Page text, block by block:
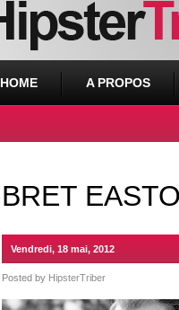
HOME A PROPOS
BRET
Vendredi, 18 mai, 2012
Posted by HipsterTriber